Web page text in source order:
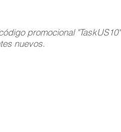
promocional "TaskUS10"
nuevos.